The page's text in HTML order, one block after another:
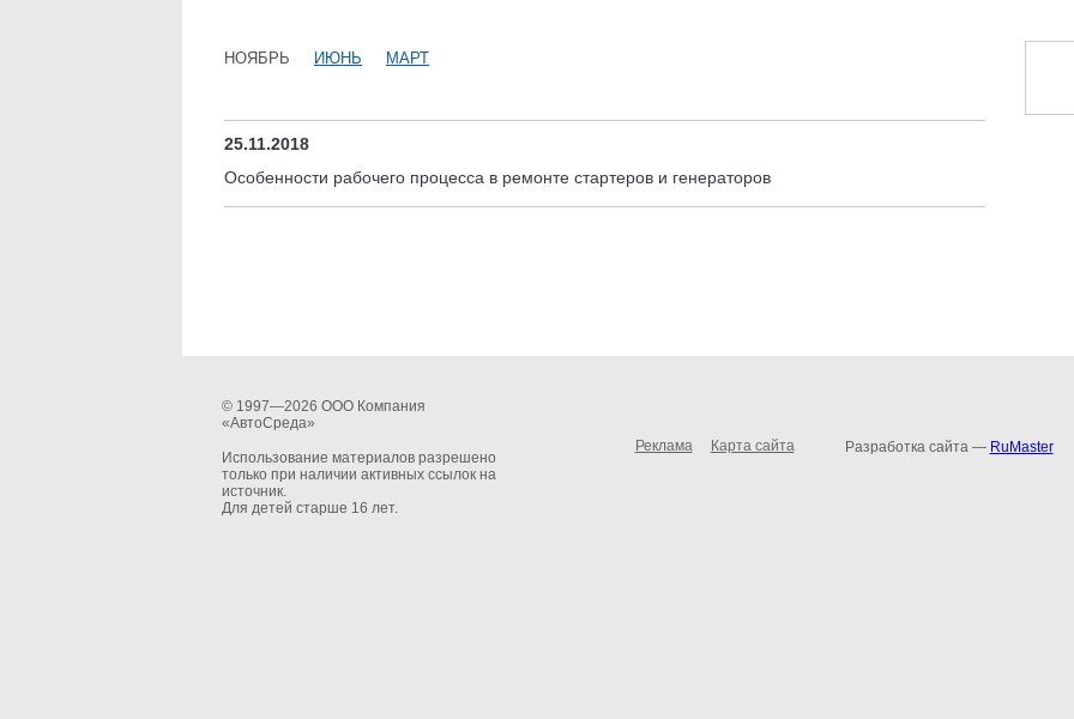
НОЯБРЬ ИЮНЬ МАРТ
25.11.2018
Особенности рабочего процесса в ремонте стартеров и генераторов
© 1997—2026 ООО Компания
«АвтоСреда»
Использование материалов разрешено
только при наличии активных ссылок на
источник.
Для детей старше 16 лет.
Реклама Карта сайта Разработка сайта — RuMaster